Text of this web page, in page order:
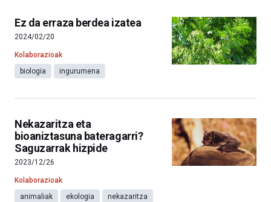
Ez da erraza berdea izatea
2024/02/20
Kolaborazioak
biologia
ingurumena
Nekazaritza eta
bioaniztasuna bateragarri?
Saguzarrak hizpide
2023/12/26
Kolaborazioak
animaliak
ekologia nekazaritza